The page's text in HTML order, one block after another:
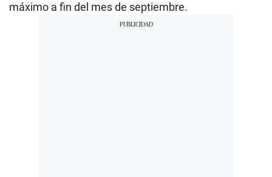
máximo a fin del mes de septiembre.